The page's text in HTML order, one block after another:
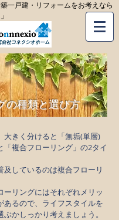
一戸建・リフォームをお考えなら
の種類と選び方
大きく分けると「無垢(単層)
「複合フローリング」の2タイ
及しているのは複合フローリ
ーリングにはそれぞれメリッ
あるので、ライフスタイルを
かしっかり考えましょう。